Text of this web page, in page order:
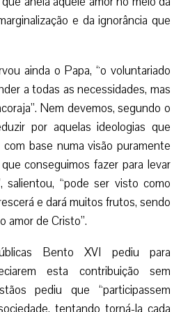
e da ignorância que
ainda o Papa, “o voluntariado
a todas as necessidades, mas
Nem devemos, segundo o
por aquelas ideologias que
base numa visão puramente
conseguimos fazer para levar
salientou, “pode ser visto como
e dará muitos frutos, sendo
amor de Cristo”.
Bento XVI pediu para
esta contribuição sem
pediu que “participassem
tentando torná-la cada